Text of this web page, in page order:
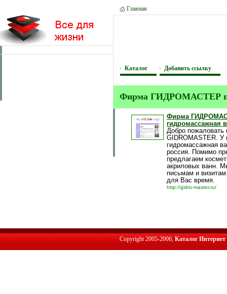
Главная
Каталог Добавить ссылку
Фирма ГИДРОМАСТЕР
Фирма
гидромассажная
Добро пожаловать
GIDROMASTER. У
гидромассажная
россия. Помимо
предлагаем
акриловых ванн.
письмам и
для Вас время.
http://gidro-master.ru/
Copyright 2005-2006, Каталог Интернет